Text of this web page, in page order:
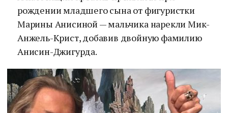
рождении младшего сына от фигуристки
Марины Анисиной — мальчика нарекли Мик-
Анжель-Крист, добавив двойную фамилию
Анисин-Джигурда.